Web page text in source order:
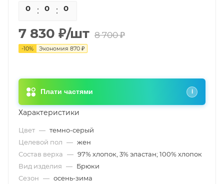
0 0 0
7 830 ₽/шт 8 700₽
-10% Экономия 870 ₽
Плати частями i
Характеристики
Цвет — темно-серый
Целевой пол — жен
Состав верха — 97% хлопок, 3% эластан; 100% хлопок
Вид изделия — Брюки
Сезон — осень-зима